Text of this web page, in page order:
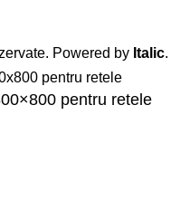
Powered by Italic.
pentru retele